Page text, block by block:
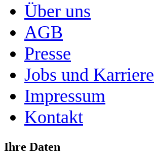
Über uns
AGB
Presse
Jobs und Karriere
Impressum
Kontakt
Ihre Daten